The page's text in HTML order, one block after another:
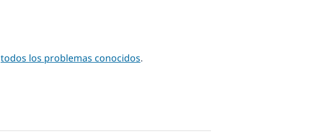
todos los problemas conocidos.